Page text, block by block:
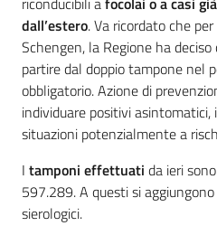
dall’estero. Va ricordato che
Schengen, la Regione ha
partire dal doppio tampone nel
obbligatorio. Azione di
individuare positivi
situazioni potenzialmente a
I tamponi effettuati da ieri
597.289. A questi si
sierologici.